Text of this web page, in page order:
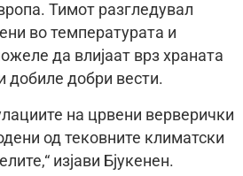
Тимот разгледувал
во температурата и
да влијаат врз храната
добиле добри вести.
на црвени верверички
од тековните климатски
изјави Бјукенен.